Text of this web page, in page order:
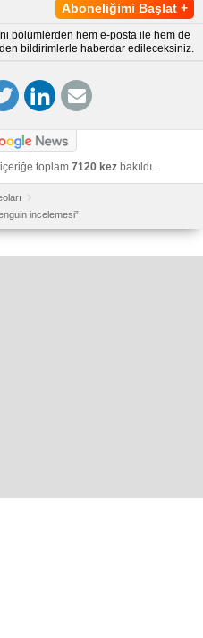
Aboneliğimi Başlat +
bölümlerden hem e-posta ile hem de
bildirimlerle haberdar edileceksiniz.
toplam 7120 kez bakıldı.
incelemesi”